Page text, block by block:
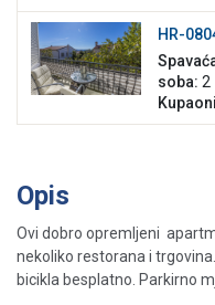
HR-
soba: 2
Opis
Ovi dobro opremljeni
nekoliko restorana i
bicikla besplatno. Parkirno